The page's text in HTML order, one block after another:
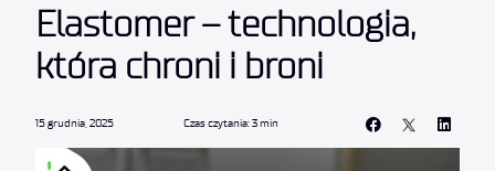
Elastomer – technologia,
która chroni i broni
15 grudnia, 2025 Czas czytania: 3 min